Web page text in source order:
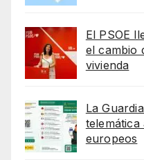
El PSOE
el cambio
vivienda
La
telemática
europeos